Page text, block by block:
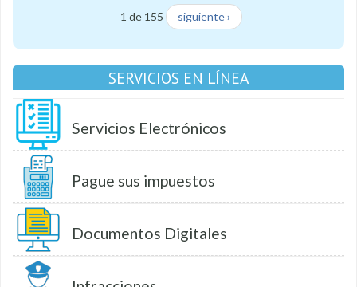
1 de 155 siguiente ›
SERVICIOS EN LÍNEA
Servicios Electrónicos
Pague sus impuestos
Documentos Digitales